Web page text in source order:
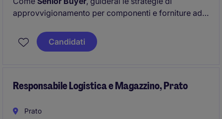
approvvigionamento per componenti e forniture ad
competitività delle commesse e alle performance
della supply chain.
internazionale, sviluppando nuovi canali di fornitura
globale dei fornitori.
Candidati
Responsabile Logistica e Magazzino, Prato
Prato